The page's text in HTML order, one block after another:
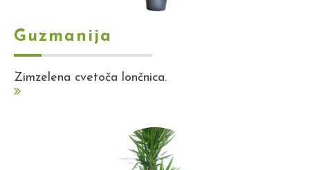
Guzmanija
Zimzelena cvetoča lončnica.